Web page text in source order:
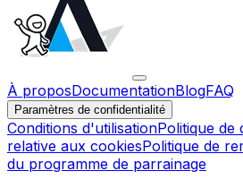
À proposDocumentationBlogFAQ
Paramètres de confidentialité
Conditions d'utilisationPolitique de
relative aux cookiesPolitique de
du programme de parrainage